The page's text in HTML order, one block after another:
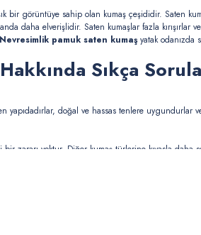
bir görüntüye sahip olan kumaş çeşididir. Saten
daha elverişlidir. Saten kumaşlar fazla kırışırlar
Nevresimlik pamuk saten kumaşyatak odanızda
Sıkça
yapıdadırlar, doğal ve hassas tenlere uygundurlar
bir zararı yoktur. Diğer kumaş türlerine kıyasla